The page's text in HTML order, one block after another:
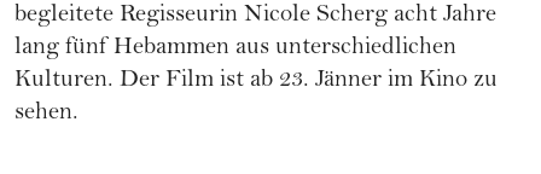
begleitete Regisseurin Nicole Scherg acht Jahre
lang fünf Hebammen aus unterschiedlichen
Kulturen. Der Film ist ab 23. Jänner im Kino zu
sehen.